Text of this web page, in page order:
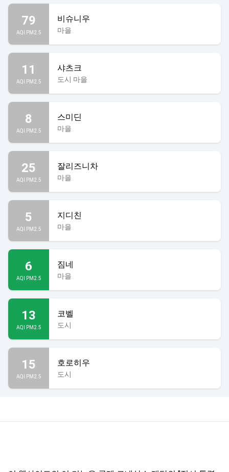
79
AQI PM2.5
비슈니우
마을
11
AQI PM2.5
샤츠크
도시 마을
8
AQI PM2.5
스미딘
마을
25
AQI PM2.5
잘리즈니차
마을
5
AQI PM2.5
지디친
마을
6
AQI PM2.5
짐네
마을
13
AQI PM2.5
코벨
도시
15
AQI PM2.5
호로히우
도시